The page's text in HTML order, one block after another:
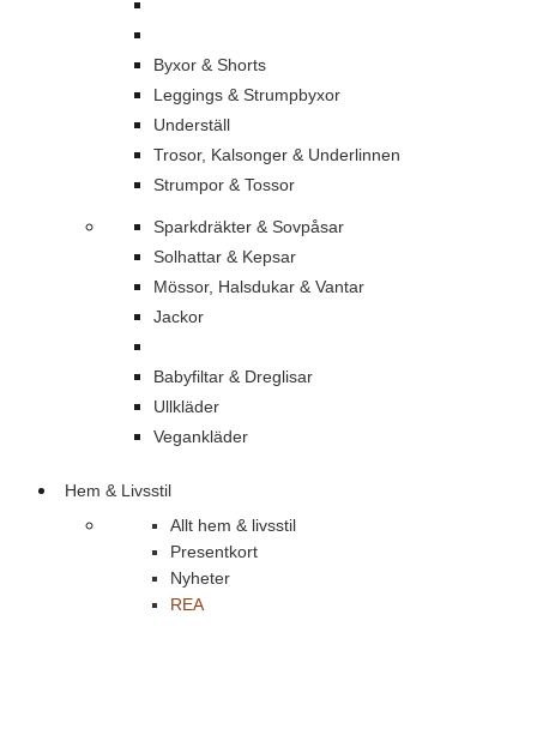
Byxor & Shorts
Leggings & Strumpbyxor
Underställ
Trosor, Kalsonger & Underlinnen
Strumpor & Tossor
Sparkdräkter & Sovpåsar
Solhattar & Kepsar
Mössor, Halsdukar & Vantar
Jackor
Babyfiltar & Dreglisar
Ullkläder
Vegankläder
Hem & Livsstil
Allt hem & livsstil
Presentkort
Nyheter
REA